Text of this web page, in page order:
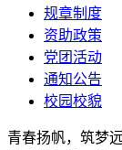
规章制度
资助政策
党团活动
通知公告
校园校貌
青春扬帆，筑梦